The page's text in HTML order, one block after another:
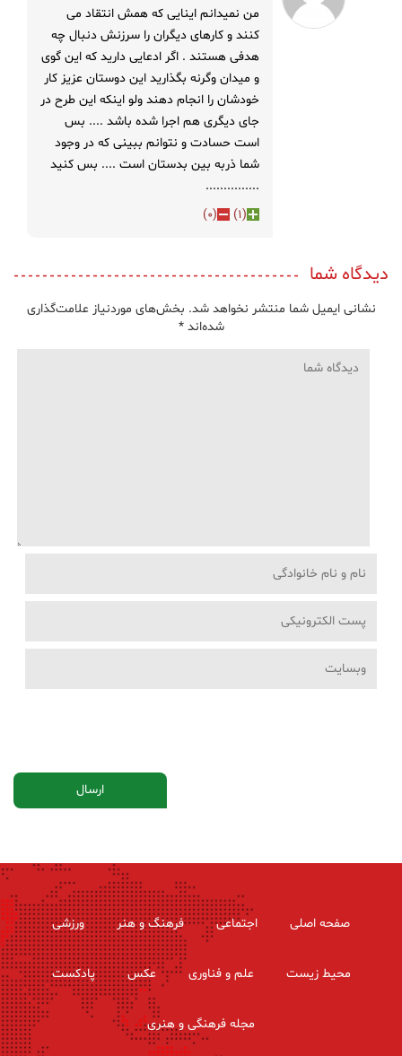
من نمیدانم اینایی که همش انتقاد می
کنند و کارهای دیگران را سرزنش دنبال چه
هدفی هستند . اگر ادعایی دارید که این گوی
و میدان وگرنه بگذارید این دوستان عزیز کار
خودشان را انجام دهند ولو اینکه این طرح در
جای دیگری هم اجرا شده باشد .... بس
است حسادت و نتوانم ببینی که در وجود
شما ذربه بین بدستان است .... بس کنید
...............
(
1
)
(
0
)
دیدگاه شما
نشانی ایمیل شما منتشر نخواهد شد. بخش‌های موردنیاز علامت‌گذاری
شده‌اند*
صفحه اصلی اجتماعی فرهنگ و هنر ورزشی
محیط زیست علم و فناوری عکس پادکست
مجله فرهنگی و هنری